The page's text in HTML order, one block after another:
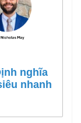
nghĩa
nhanh